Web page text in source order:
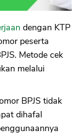
dengan KTP
peserta
Metode cek
melalui
BPJS tidak
dihafal